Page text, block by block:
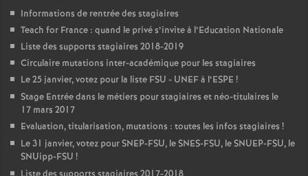
Informations de rentrée des stagiaires
Teach for France : quand le privé s’invite à l’Education Nationale
Liste des supports stagiaires 2018-2019
Circulaire mutations inter-académique pour les stagiaires
Le 25 janvier, votez pour la liste FSU - UNEFà l’ESPE !
Stage Entrée dans le métiers pour stagiaires et néo-titulaires le
17 mars 2017
Evaluation, titularisation, mutations : toutes les infos stagiaires !
Le 31 janvier, votez pourSNEP-FSU, leSNES-FSU, leSNUEP-FSU, le
SNUipp-FSU !